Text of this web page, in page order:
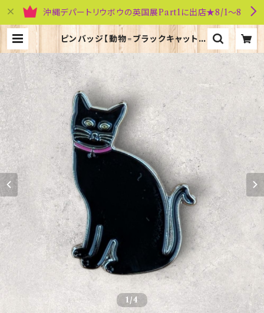
沖縄デパートリウボウの英国展Part1に出店★8/1～8
ピンバッジ【動物=ブラックキャット】
Cadogan 90040-XJKB01-26 |
英国雑貨専門店ブリティッシュ・ライフ
1 /4